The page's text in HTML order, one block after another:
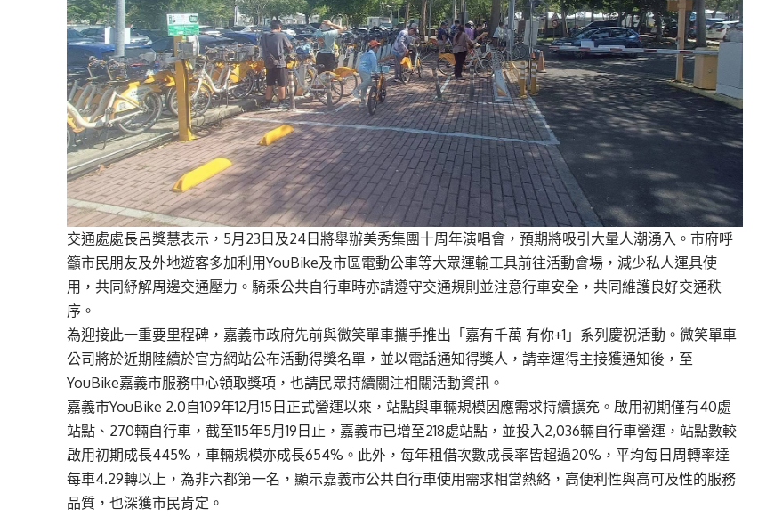
交通處處長呂獎慧表示， 5月23日及24日將舉辦美秀集團十周年演唱會，預期將吸引大量人潮湧入。市府呼
籲市民朋友及外地遊客多加利用YouBike及市區電動公車等大眾運輸工具前往活動會場，減少私人運具使
用，共同紓解周邊交通壓力。騎乘公共自行車時亦請遵守交通規則並注意行車安全，共同維護良好交通秩
序。
為迎接此一重要里程碑，嘉義市政府先前與微笑單車攜手推出「嘉有千萬 有你+1 」系列慶祝活動。微笑單車
公司將於近期陸續於官方網站公布活動得獎名單，並以電話通知得獎人，請幸運得主接獲通知後，至
YouBike嘉義市服務中心領取獎項，也請民眾持續關注相關活動資訊。
嘉義市YouBike 2.0自109年12月15日正式營運以來，站點與車輛規模因應需求持續擴充。啟用初期僅有40處
站點、 270輛自行車，截至115年5月19日止，嘉義市已增至218處站點，並投入 2,036輛自行車營運，站點數較
啟用初期成長445% ，車輛規模亦成長654% 。此外，每年租借次數成長率皆超過20% ，平均每日周轉率達
每車4.29轉以上，為非六都第一名，顯示嘉義市公共自行車使用需求相當熱絡，高便利性與高可及性的服務
品質，也深獲市民肯定。